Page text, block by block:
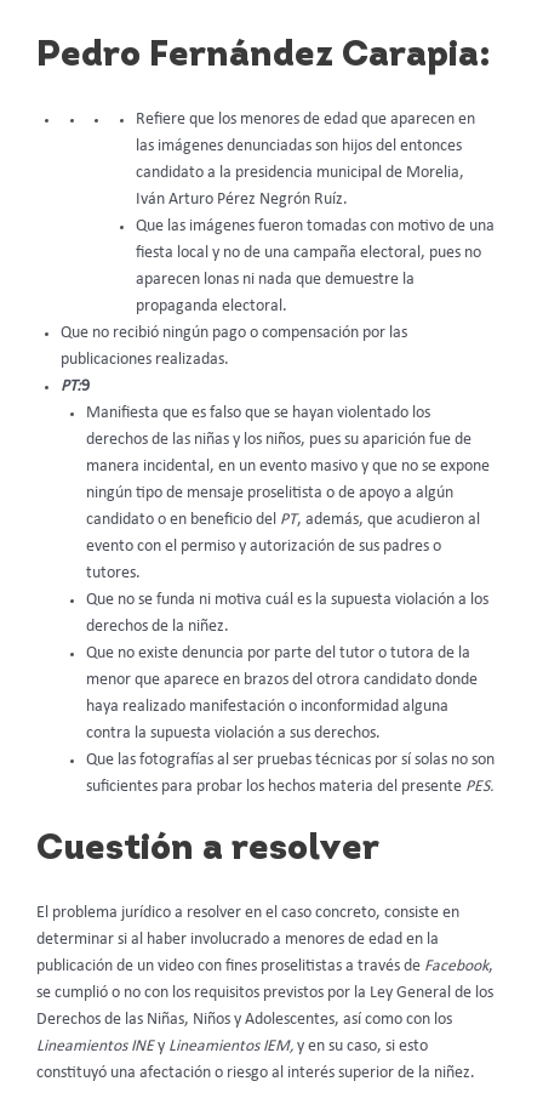
Pedro Fernández Carapia:
Refiere que los menores de edad que aparecen en
las imágenes denunciadas son hijos del entonces
candidato a la presidencia municipal de Morelia,
Iván Arturo Pérez Negrón Ruíz.
Que las imágenes fueron tomadas con motivo de una
fiesta local y no de una campaña electoral, pues no
aparecen lonas ni nada que demuestre la
propaganda electoral.
Que no recibió ningún pago o compensación por las
publicaciones realizadas.
PT:9
Manifiesta que es falso que se hayan violentado los
derechos de las niñas y los niños, pues su aparición fue de
manera incidental, en un evento masivo y que no se expone
ningún tipo de mensaje proselitista o de apoyo a algún
candidato o en beneficio del PT, además, que acudieron al
evento con el permiso y autorización de sus padres o
tutores.
Que no se funda ni motiva cuál es la supuesta violación a los
derechos de la niñez.
Que no existe denuncia por parte del tutor o tutora de la
menor que aparece en brazos del otrora candidato donde
haya realizado manifestación o inconformidad alguna
contra la supuesta violación a sus derechos.
Que las fotografías al ser pruebas técnicas por sí solas no son
suficientes para probar los hechos materia del presente PES.
Cuestión a resolver
El problema jurídico a resolver en el caso concreto, consiste en
determinar si al haber involucrado a menores de edad en la
publicación de un video con fines proselitistas a través de Facebook,
se cumplió o no con los requisitos previstos por la Ley General de los
Derechos de las Niñas, Niños y Adolescentes, así como con los
Lineamientos INEy Lineamientos IEM, y en su caso, si esto
constituyó una afectación o riesgo al interés superior de la niñez.